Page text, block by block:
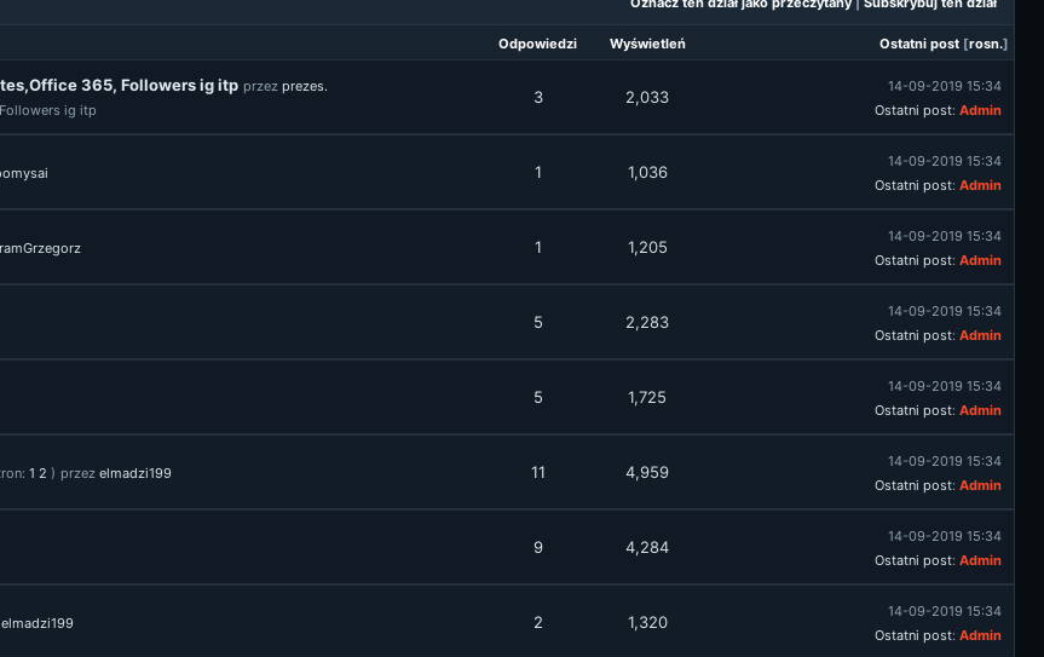
Odpowiedzi Wyświetleń Ostatni post [rosn.]
365, Followers ig itp przez prezes.
ig itp
3 2,033
14-09-2019 15:34
Ostatni post: Admin
1 1,036
14-09-2019 15:34
Ostatni post: Admin
1 1,205
14-09-2019 15:34
Ostatni post: Admin
5 2,283
14-09-2019 15:34
Ostatni post: Admin
5 1,725
14-09-2019 15:34
Ostatni post: Admin
1 2 ) przez elmadzi199 11 4,959
14-09-2019 15:34
Ostatni post: Admin
9 4,284
14-09-2019 15:34
Ostatni post: Admin
elmadzi199 2 1,320
14-09-2019 15:34
Ostatni post: Admin